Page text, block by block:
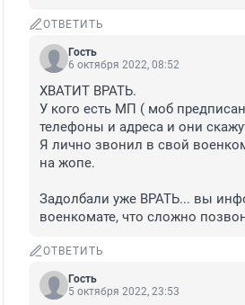
ОТВЕТИТЬ
Гость
6 октября 2022, 08:52
ХВАТИТ ВРАТЬ.
У кого есть МП ( моб
телефоны и адреса и они
Я лично звонил в свой
на жопе.
Задолбали уже ВРАТЬ... вы
военкомате, что сложно
ОТВЕТИТЬ
Гость
5 октября 2022, 23:53